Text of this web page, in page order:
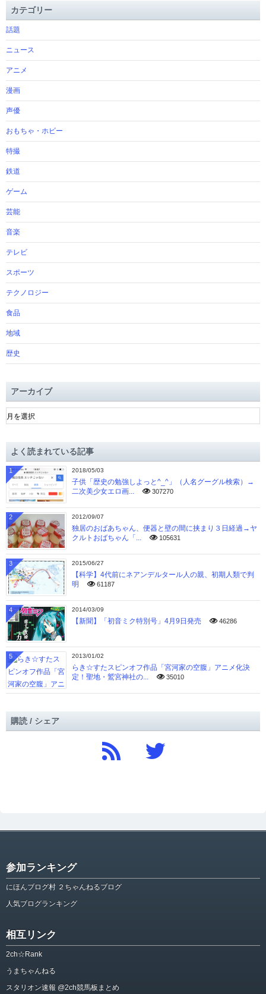
カテゴリー
話題
ニュース
アニメ
漫画
声優
おもちゃ・ホビー
特撮
鉄道
ゲーム
芸能
音楽
テレビ
スポーツ
テクノロジー
食品
地域
歴史
アーカイブ
ア
ー
ブよく読まれている記事
2018/05/03
子供「歴史の勉強しよっと^_^」（人名グーグル検索）→
二次美少女エロ画...
307270
1
2012/09/07
独居のおばあちゃん、便器と壁の間に挟まり３日経過→ヤ
クルトおばちゃん「...
105631
2
2015/06/27
【科学】4代前にネアンデルタール人の親、初期人類で判
明
61187
3
2014/03/09
【新聞】「初音ミク特別号」4月9日発売 46286
4
2013/01/02
らき☆すたスピンオフ作品「宮河家の空腹」アニメ化決
定！聖地・鷲宮神社の...
35010
5
購読 / シェア
参加ランキング
にほんブログ村 ２ちゃんねるブログ
人気ブログランキング
相互リンク
2ch☆Rank
うまちゃんねる
スタリオン速報 @2ch競馬板まとめ